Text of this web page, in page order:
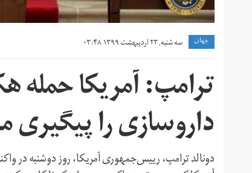
جهان سه شنبه, ۲۳ اردیبهشت ۱۳۹۹ ۰۳:۴۸
ترامپ: آمریکا
داروسازی را پیگیری
دونالد ترامپ، رییس‌جمهوری آمریکا، روز دوشنبه در